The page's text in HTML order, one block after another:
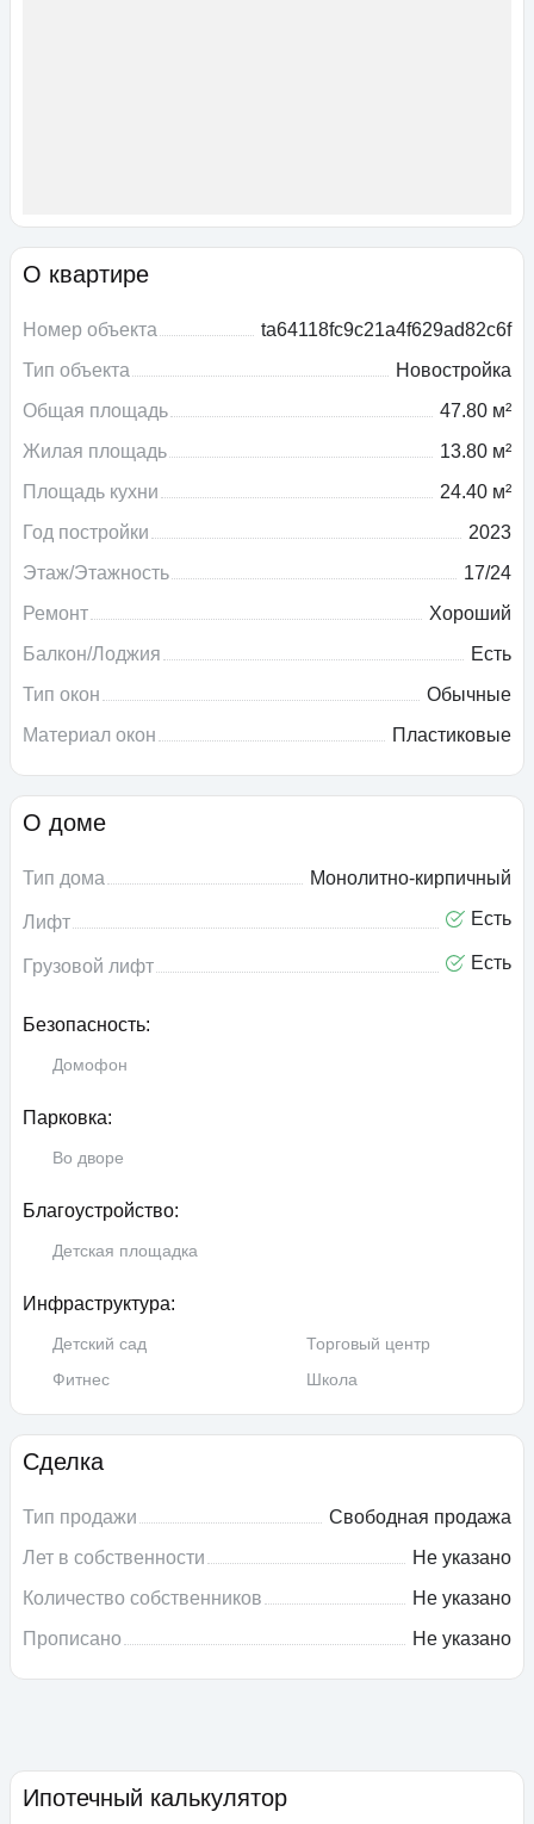
О квартире
Номер объекта
ta64118fc9c21a4f629ad82c6f
Тип объекта
Новостройка
Общая площадь
47.80 м²
Жилая площадь
13.80 м²
Площадь кухни
24.40 м²
Год постройки
2023
Этаж/Этажность
17/24
Ремонт
Хороший
Балкон/Лоджия
Есть
Тип окон
Обычные
Материал окон
Пластиковые
О доме
Тип дома Монолитно-кирпичный
Лифт Есть
Грузовой лифт Есть
Безопасность:
Домофон
Парковка:
Во дворе
Благоустройство:
Детская площадка
Инфраструктура:
Детский сад
Торговый центр
Фитнес
Школа
Сделка
Тип продажи
Свободная продажа
Лет в собственности
Не указано
Количество собственников
Не указано
Прописано
Не указано
Ипотечный калькулятор